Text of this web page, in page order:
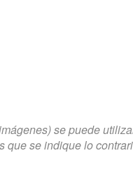
se puede
que se indique lo